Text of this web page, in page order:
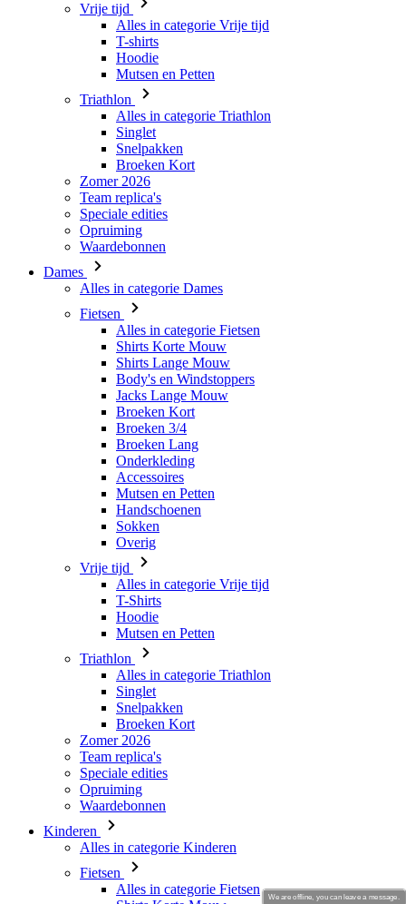
Vrije tijd
Alles in categorie Vrije tijd
T-shirts
Hoodie
Mutsen en Petten
Triathlon
Alles in categorie Triathlon
Singlet
Snelpakken
Broeken Kort
Zomer 2026
Team replica's
Speciale edities
Opruiming
Waardebonnen
Dames
Alles in categorie Dames
Fietsen
Alles in categorie Fietsen
Shirts Korte Mouw
Shirts Lange Mouw
Body's en Windstoppers
Jacks Lange Mouw
Broeken Kort
Broeken 3/4
Broeken Lang
Onderkleding
Accessoires
Mutsen en Petten
Handschoenen
Sokken
Overig
Vrije tijd
Alles in categorie Vrije tijd
T-Shirts
Hoodie
Mutsen en Petten
Triathlon
Alles in categorie Triathlon
Singlet
Snelpakken
Broeken Kort
Zomer 2026
Team replica's
Speciale edities
Opruiming
Waardebonnen
Kinderen
Alles in categorie Kinderen
Fietsen
Alles in categorie Fietsen
We are offline, you can leave a message.